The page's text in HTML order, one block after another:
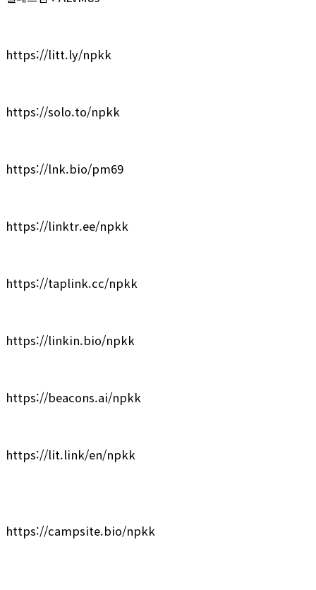
https://litt.ly/npkk
https://solo.to/npkk
https://lnk.bio/pm69
https://linktr.ee/npkk
https://taplink.cc/npkk
https://linkin.bio/npkk
https://beacons.ai/npkk
https://lit.link/en/npkk
https://campsite.bio/npkk